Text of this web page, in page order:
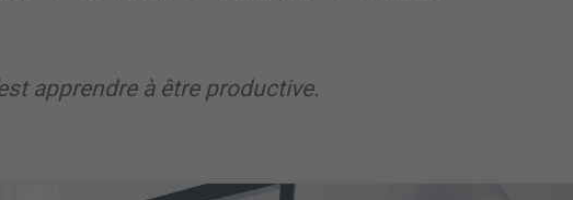
apprendre à être productive.